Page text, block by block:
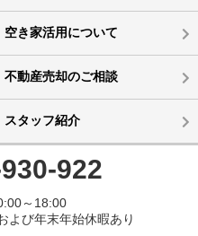
空き家活用について
不動産売却のご相談
スタッフ紹介
922
～18:00
よび年末年始休暇あり